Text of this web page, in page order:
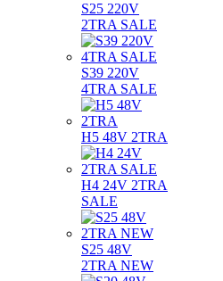
S25 220V
2TRA SALE
S39 220V
4TRA SALE
H5 48V 2TRA
H4 24V 2TRA
SALE
S25 48V
2TRA NEW